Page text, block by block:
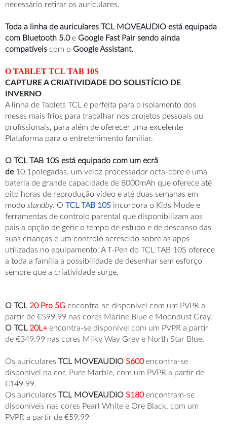
necessário retirar os auriculares.
Toda a linha de auriculares TCL MOVEAUDIO está equipada
com Bluetooth 5.0e Google Fast Pair sendo ainda
compatíveis com o Google Assistant.
O TABLET TCL TAB 10S
CAPTURE A CRIATIVIDADE DO SOLISTÍCIO DE
INVERNO
A linha de Tablets TCL é perfeita para o isolamento dos
meses mais frios para trabalhar nos projetos pessoais ou
profissionais, para além de oferecer uma excelente
Plataforma para o entretenimento familiar.
O TCL TAB 10S está equipado com um ecrã
de 10.1polegadas, um veloz processador octa-core e uma
bateria de grande capacidade de 8000mAh que oferece até
oito horas de reprodução vídeo e até duas semanas em
modo standby. O TCL TAB 10S incorpora o Kids Mode e
ferramentas de controlo parental que disponibilizam aos
pais a opção de gerir o tempo de estudo e de descanso das
suas crianças e um controlo acrescido sobre as apps
utilizadas no equipamento. A T-Pen do TCL TAB 10S oferece
a toda a família a possibilidade de desenhar sem esforço
sempre que a criatividade surge.
O TCL 20 Pro 5G encontra-se disponível com um PVPR a
partir de €599.99 nas cores Marine Blue e Moondust Gray.
O TCL 20L+ encontra-se disponível com um PVPR a partir
de €349.99 nas cores Milky Way Grey e North Star Blue.
Os auriculares TCL MOVEAUDIO S600 encontra-se
disponível na cor, Pure Marble, com um PVPR a partir de
€149.99.
Os auriculares TCL MOVEAUDIO S180 encontram-se
disponíveis nas cores Pearl White e Ore Black, com um
PVPR a partir de €59.99